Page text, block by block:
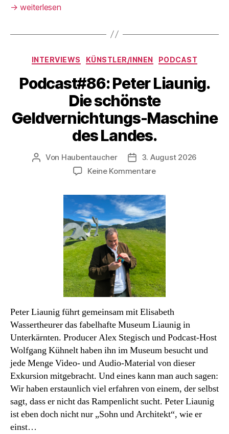
→ weiterlesen
Kategorien
INTERVIEWS KÜNSTLER/INNEN PODCAST
Podcast#86: Peter Liaunig.
Die schönste
Geldvernichtungs-Maschine
des Landes.
Beitragsautor
Von Haubentaucher Veröffentlichungsdatum
3. August 2026
Keine Kommentarezu
Peter
Liaunig.
Die
schönste
Geldvernichtungs-
Maschine
des
Landes.
Peter Liaunig führt gemeinsam mit Elisabeth
Wassertheurer das fabelhafte Museum Liaunig in
Unterkärnten. Producer Alex Stegisch und Podcast-Host
Wolfgang Kühnelt haben ihn im Museum besucht und
jede Menge Video- und Audio-Material von dieser
Exkursion mitgebracht. Und eines kann man auch sagen:
Wir haben erstaunlich viel erfahren von einem, der selbst
sagt, dass er nicht das Rampenlicht sucht. Peter Liaunig
ist eben doch nicht nur „Sohn und Architekt“, wie er
einst…